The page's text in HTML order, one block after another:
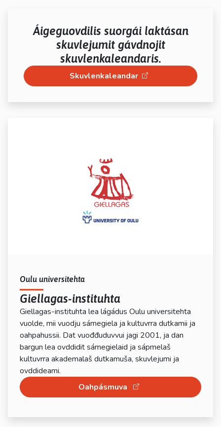
Áigeguovdilis suorgái laktásan
skuvlejumit gávdnojit
skuvlenkaleandaris.
Skuvlenkaleandar
Oulu universitehta
Giellagas-instituhta
Giellagas-instituhta lea lágádus Oulu universitehta
vuolde, mii vuodju sámegiela ja kultuvrra dutkamii ja
oahpahussii. Dat vuođđuduvvui jagi 2001, ja dan
bargun lea ovddidit sámegielaid ja sápmelaš
kultuvrra akademalaš dutkamuša, skuvlejumi ja
ovddideami.
Oahpásmuva